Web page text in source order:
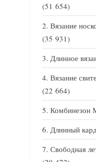
(51 654)
Вязание
(35 931)
Длинное
Вязание
(22 664)
Комбинезон
Длинный
Свободная